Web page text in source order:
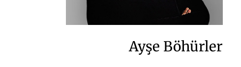
Ayşe Böhürler